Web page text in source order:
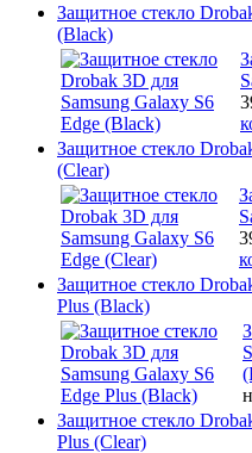
Защитное стекло
(Black)
Защитное стекло
(Clear)
Защитное стекло
Plus (Black)
Защитное стекло
Plus (Clear)